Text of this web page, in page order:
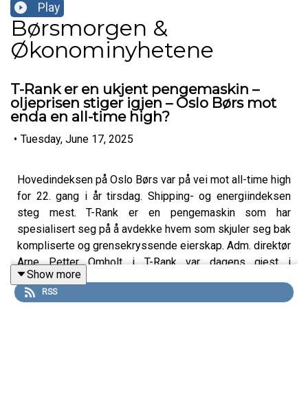
Play
Børsmorgen &
Økonominyhetene
T-Rank er en ukjent pengemaskin –
oljeprisen stiger igjen – Oslo Børs mot
enda en all-time high?
• Tuesday, June 17, 2025
Hovedindeksen på Oslo Børs var på vei mot all-time high
for 22. gang i år tirsdag. Shipping- og energiindeksen
steg mest. T-Rank er en pengemaskin som har
spesialisert seg på å avdekke hvem som skjuler seg bak
kompliserte og grensekryssende eierskap. Adm. direktør
Arne Petter Omholt i T-Rank var dagens gjest i
Økonominyhetene på FaTV 17. juni 2025.
Show more
RSS